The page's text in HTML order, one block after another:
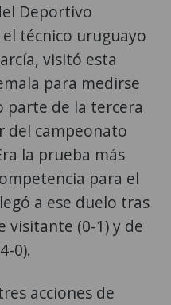
Deportivo
técnico uruguayo
visitó esta
para medirse
parte de la tercera
del campeonato
la prueba más
para el
a ese duelo tras
(0-1) y de
0).
acciones de